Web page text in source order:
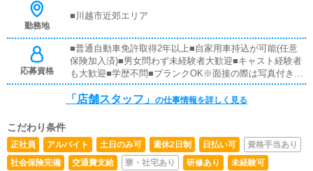
勤務地
■川越市近郊エリア
応募資格
■普通自動車免許取得2年以上■自家用車持込が可能(任意
保険加入済)■男女問わず未経験者大歓迎■キャスト経験者
も大歓迎■学歴不問■ブランクOK※面接の際は写真付きの
履歴書、身分証はパスポート・免許証・マイナンバーカー
ドいずれか1点と住民票(本籍地記載)をお持ち下さい。
「店舗スタッフ」 の仕事情報を詳しく見る
こだわり条件
正社員 アルバイト 土日のみ可 週休2日制 日払い可
資格手当あり
社会保険完備
交通費支給 寮・社宅あり 研修あり
未経験可